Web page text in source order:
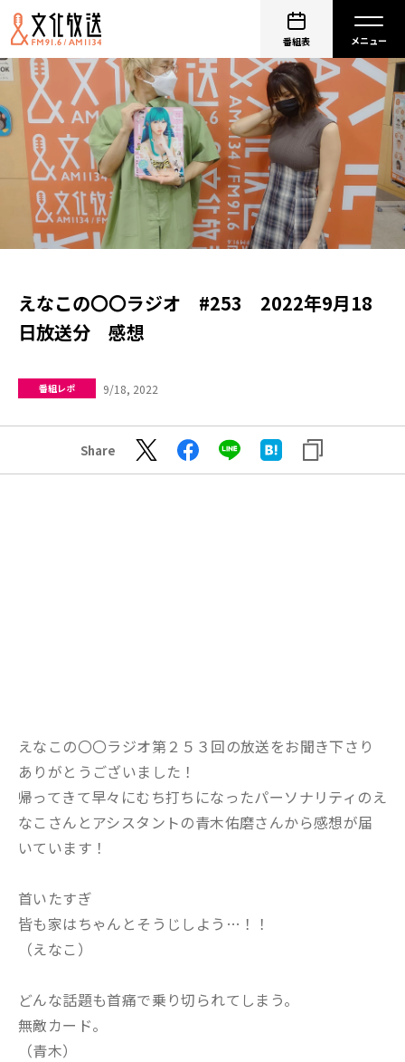
番組表
えなこの〇〇ラジオ #253 2022年9月18
日放送分 感想
番組レポ 9/18, 2022
Share
えなこの〇〇ラジオ第２５３回の放送をお聞き下さり
ありがとうございました！
帰ってきて早々にむち打ちになったパーソナリティのえ
なこさんとアシスタントの青木佑磨さんから感想が届
いています！
首いたすぎ
皆も家はちゃんとそうじしよう…！！
（えなこ）
どんな話題も首痛で乗り切られてしまう。
無敵カード。
（青木）